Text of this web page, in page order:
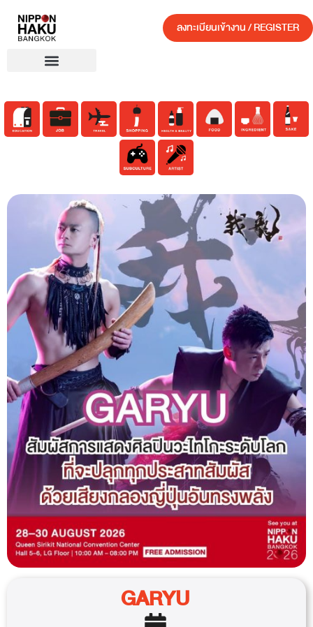
ลงทะเบียนเข้างาน / REGISTER
GARYU